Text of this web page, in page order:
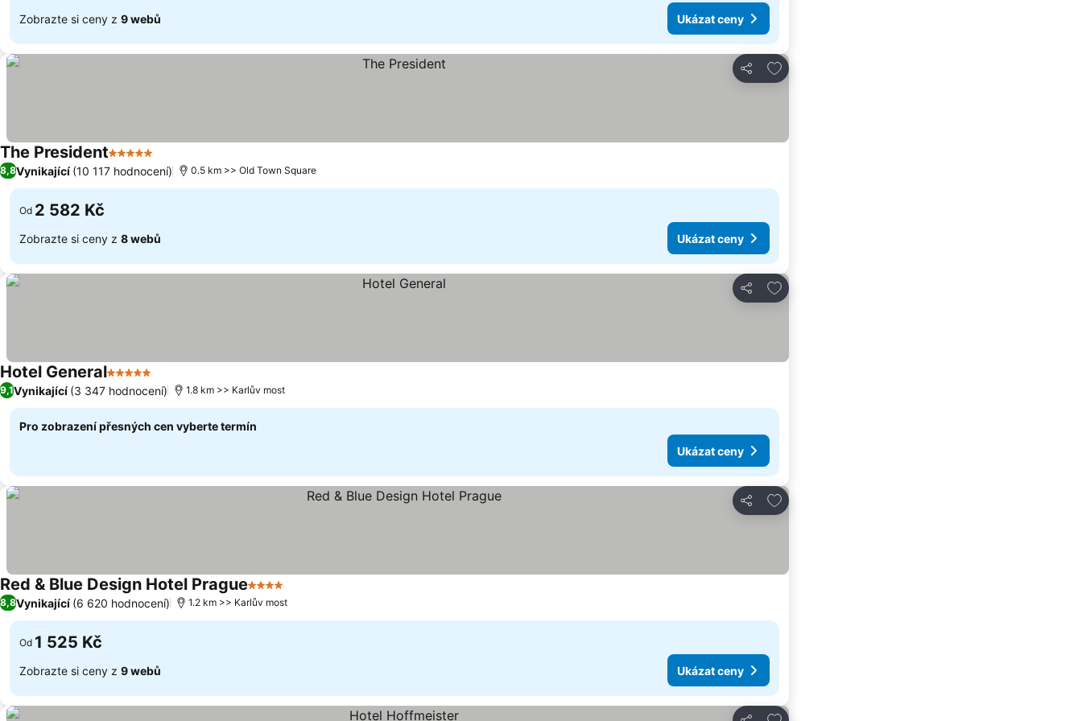
Zobrazte si ceny z 9 webů Ukázat ceny
Sdílet
Přidat na seznam oblíbených hotelů
The President5 Počet hvězdiček
8,8Vynikající (10 117 hodnocení) 0.5 km >> Old Town Square
Od 2 582 Kč
Zobrazte si ceny z 8 webů Ukázat ceny
Sdílet
Přidat na seznam oblíbených hotelů
Hotel General5 Počet hvězdiček
9,1Vynikající (3 347 hodnocení) 1.8 km >> Karlův most
Pro zobrazení přesných cen vyberte termín
Ukázat ceny
Sdílet
Přidat na seznam oblíbených hotelů
Red & Blue Design Hotel Prague4 Počet hvězdiček
8,8Vynikající (6 620 hodnocení) 1.2 km >> Karlův most
Od 1 525 Kč
Zobrazte si ceny z 9 webů Ukázat ceny
Přidat na seznam oblíbených hotelů